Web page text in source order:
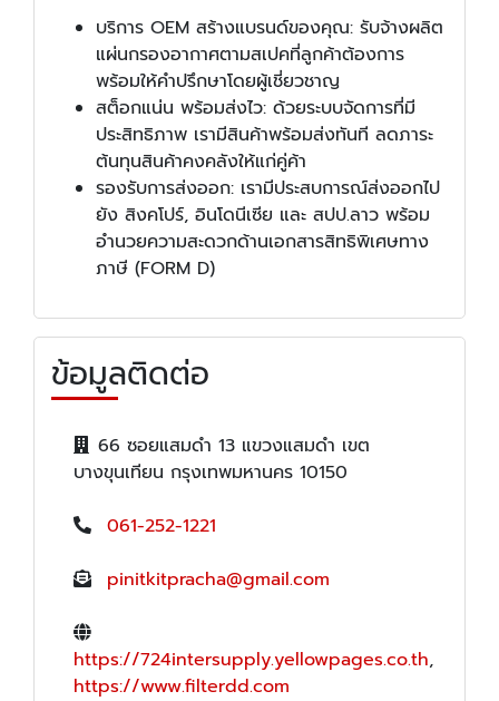
บริการ OEM สร้างแบรนด์ของคุณ: รับจ้างผลิต
แผ่นกรองอากาศตามสเปคที่ลูกค้าต้องการ
พร้อมให้คำปรึกษาโดยผู้เชี่ยวชาญ
สต็อกแน่น พร้อมส่งไว: ด้วยระบบจัดการที่มี
ประสิทธิภาพ เรามีสินค้าพร้อมส่งทันที ลดภาระ
ต้นทุนสินค้าคงคลังให้แก่คู่ค้า
รองรับการส่งออก: เรามีประสบการณ์ส่งออกไป
ยัง สิงคโปร์, อินโดนีเซีย และ สปป.ลาว พร้อม
อำนวยความสะดวกด้านเอกสารสิทธิพิเศษทาง
ภาษี (FORM D)
ข้อมูลติดต่อ
66 ซอยแสมดำ 13 แขวงแสมดำ เขต
บางขุนเทียน กรุงเทพมหานคร 10150
061-252-1221
pinitkitpracha@gmail.com
https://724intersupply.yellowpages.co.th,
https://www.filterdd.com